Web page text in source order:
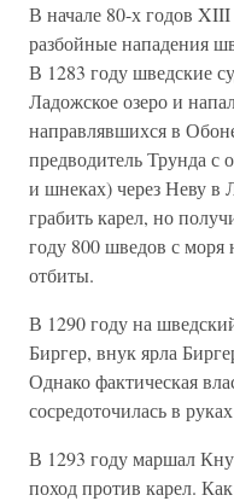
В начале 80-х годов
разбойные нападения
В 1283 году шведские
Ладожское озеро и
направлявшихся в
предводитель Трунда с
и шнеках) через Неву в
грабить карел, но
году 800 шведов с
отбиты.
В 1290 году на
Биргер, внук ярла
Однако фактическая
сосредоточилась в
В 1293 году маршал
поход против карел.